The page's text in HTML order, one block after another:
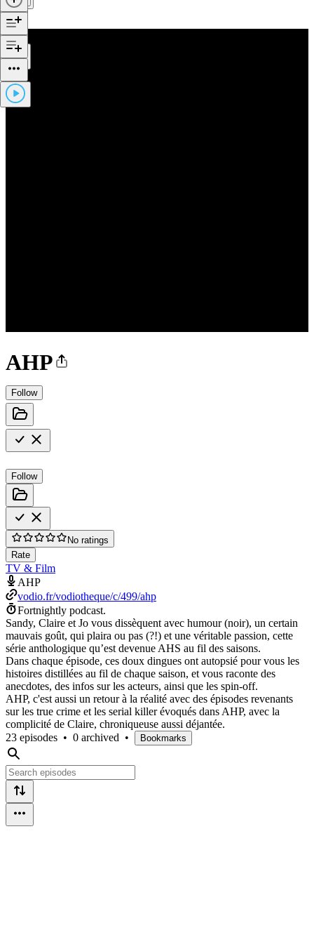
AHP
Follow
Follow
No ratings
Rate
TV & Film
AHP
vodio.fr/vodiotheque/c/499/ahp
Fortnightly podcast.
Sandy, Claire et Jo vous dissèquent avec humour (noir), un certain
mauvais goût, qui plaira ou pas (?!) et une véritable passion, cette
série anthologique qu’est devenue AHS au fil des saisons.
Dans chaque épisode, ces doux dingues ont autopsié pour vous les
histoires distillées au fil de chaque saison, et vous raconte des
anecdotes, des infos sur les acteurs, ainsi que les spin-off.
AHP, c'est aussi un retour à la réalité avec des épisodes revenants
sur les true crime et les serial killer évoqués dans AHP, avec la
complicité de Claire, chroniqueuse aussi déjantée.
23 episodes • 0 archived • Bookmarks